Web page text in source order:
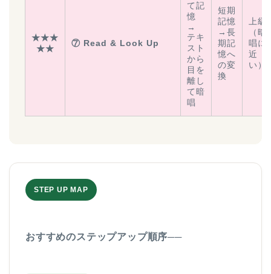
★★★
★★
⑦ Read & Look Up
て記
憶
→
テキ
スト
から
目を
離し
て暗
唱
短期
記憶
→長
期記
憶へ
の変
換
上級
（暗
唱に
近
い）
STEP UP MAP
おすすめのステップアップ順序──